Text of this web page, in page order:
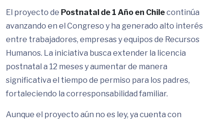
El proyecto de Postnatal de 1 Año en Chilecontinúa
avanzando en el Congreso y ha generado alto interés
entre trabajadores, empresas y equipos de Recursos
Humanos. La iniciativa busca extender la licencia
postnatal a 12 meses y aumentar de manera
significativa el tiempo de permiso para los padres,
fortaleciendo la corresponsabilidad familiar.
Aunque el proyecto aún no es ley, ya cuenta con